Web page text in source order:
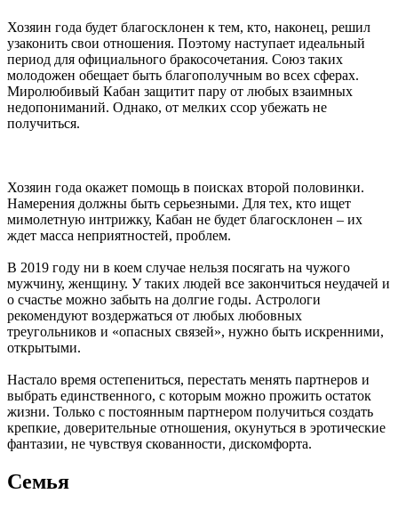
Хозяин года будет благосклонен к тем, кто, наконец, решил
узаконить свои отношения. Поэтому наступает идеальный
период для официального бракосочетания. Союз таких
молодожен обещает быть благополучным во всех сферах.
Миролюбивый Кабан защитит пару от любых взаимных
недопониманий. Однако, от мелких ссор убежать не
получиться.
Хозяин года окажет помощь в поисках второй половинки.
Намерения должны быть серьезными. Для тех, кто ищет
мимолетную интрижку, Кабан не будет благосклонен – их
ждет масса неприятностей, проблем.
В 2019 году ни в коем случае нельзя посягать на чужого
мужчину, женщину. У таких людей все закончиться неудачей и
о счастье можно забыть на долгие годы. Астрологи
рекомендуют воздержаться от любых любовных
треугольников и «опасных связей», нужно быть искренними,
открытыми.
Настало время остепениться, перестать менять партнеров и
выбрать единственного, с которым можно прожить остаток
жизни. Только с постоянным партнером получиться создать
крепкие, доверительные отношения, окунуться в эротические
фантазии, не чувствуя скованности, дискомфорта.
Семья